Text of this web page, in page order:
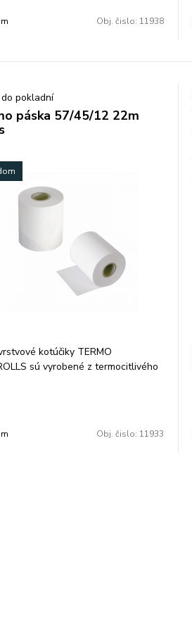
Obj. čislo: 11938
pokladní
páska 57/45/12 22m
kotúčiky TERMO
sú vyrobené z termocitlivého
Obj. čislo: 11933